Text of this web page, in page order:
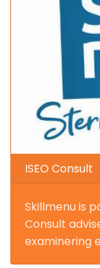
ISEO Consult
Skillmenu is
Consult
examinering